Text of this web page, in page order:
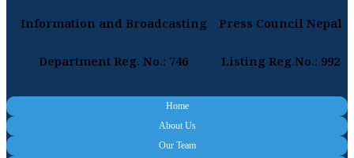
Information and Broadcasting
Department Reg. No.: 746
Press Council Nepal
Listing Reg.No.: 992
Home
About Us
Our Team